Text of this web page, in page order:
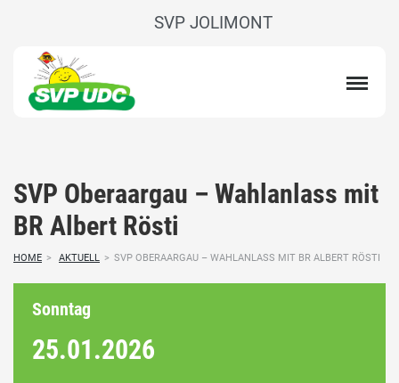
SVP JOLIMONT
SVP Oberaargau – Wahlanlass mit
BR Albert Rösti
HOME > AKTUELL > SVP OBERAARGAU – WAHLANLASS MIT BR ALBERT RÖSTI
Sonntag
25.01.2026